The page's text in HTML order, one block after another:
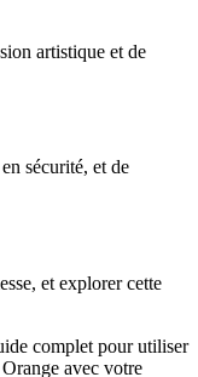
artistique et de
sécurité, et de
et explorer cette
complet pour utiliser
avec votre